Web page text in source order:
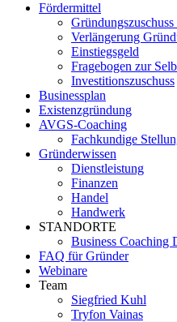
Fördermittel
Verlängerung
Einstiegsgeld
Fragebogen zur
Investitionszuschuss
Businessplan
Existenzgründung
AVGS-Coaching
Fachkundige
Gründerwissen
Dienstleistung
Finanzen
Handel
Handwerk
STANDORTE
Business Coaching
FAQ für Gründer
Webinare
Team
Siegfried Kuhl
Tryfon Vainas